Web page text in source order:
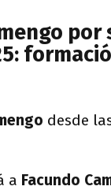
por
desde
a Facundo